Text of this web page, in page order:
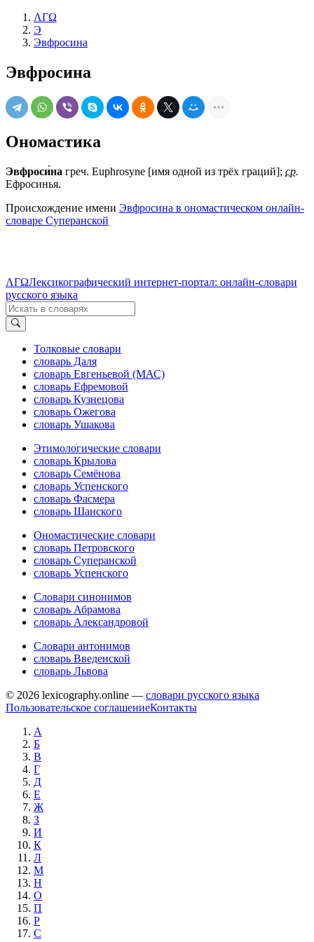
ΛΓΩ
Э
Эвфросина
Эвфросина
Ономастика
Эвфроси́на греч. Euphrosyne [имя одной из трёх граций]; ср.
Ефросинья.
Происхождение имени Эвфросина в ономастическом онлайн-
словаре Суперанской
ΛΓΩЛексикографический интернет-портал: онлайн-словари
русского языка
Толковые словари
словарь Даля
словарь Евгеньевой (МАС)
словарь Ефремовой
словарь Кузнецова
словарь Ожегова
словарь Ушакова
Этимологические словари
словарь Крылова
словарь Семёнова
словарь Успенского
словарь Фасмера
словарь Шанского
Ономастические словари
словарь Петровского
словарь Суперанской
словарь Успенского
Словари синонимов
словарь Абрамова
словарь Александровой
Словари антонимов
словарь Введенской
словарь Львова
© 2026 lexicography.online — словари русского языка
Пользовательское соглашениеКонтакты
А
Б
В
Г
Д
Е
Ж
З
И
К
Л
М
Н
О
П
Р
С